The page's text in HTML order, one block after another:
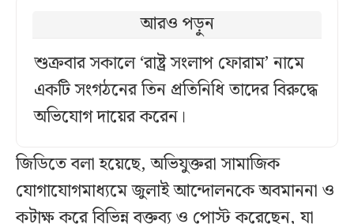
আরও পড়ুন
শুক্রবার সকালে ‘রাষ্ট্র সংলাপ ফোরাম’ নামে
একটি সংগঠনের তিন প্রতিনিধি তাদের বিরুদ্ধে
অভিযোগ দায়ের করেন।
জিডিতে বলা হয়েছে, অভিযুক্তরা সামাজিক
যোগাযোগমাধ্যমে জুলাই আন্দোলনকে অবমাননা ও
কটাক্ষ করে বিভিন্ন বক্তব্য ও পোস্ট করেছেন, যা